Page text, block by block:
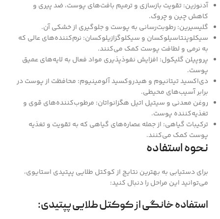
آدنوزین: تقویت بازسازی و ترمیم بافت‌های پوست، ضد پیری و
کاهش چین و چروک.
گلیسیرین: رطوبت‌رسانی به پوست و جلوگیری از خشکی آن.
سیکلوپنتاسیلوکسان و سیکلوگزازیلوکسان: نرم‌کننده‌های عالی که
به نرمی و لطافت پوست کمک می‌کنند.
پروپیلن گلیکول: افزایش نفوذپذیری مواد فعال به لایه‌های عمیق
پوست.
دی‌اکسید تیتانیوم و هیدروکسید آلومینیوم: محافظت از پوست در
برابر آسیب‌های محیطی.
روغن معدنی و سیتیل اتیل هگزانواتان: مرطوب‌کننده‌های قوی و
تغذیه‌کننده پوست.
ترکیبات گیاهی: از جمله عصاره‌های گیاهی که به تقویت و تغذیه
پوست کمک می‌کنند.
نحوه استفاده
برای دستیابی به بهترین نتایج از کوکتل طلایی پپتیدی استایوی،
می‌توانید این مراحل را دنبال کنید:
استفاده خانگی از کوکتل طلایی پپتیدی: